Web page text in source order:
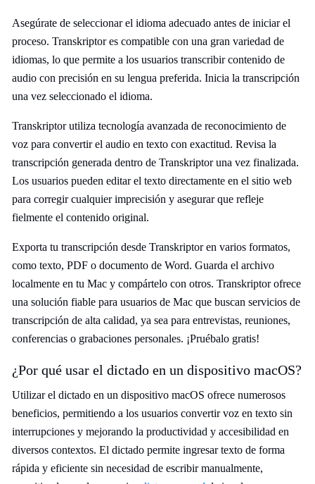
Asegúrate de seleccionar el idioma adecuado antes de iniciar el
proceso. Transkriptor es compatible con una gran variedad de
idiomas, lo que permite a los usuarios transcribir contenido de
audio con precisión en su lengua preferida. Inicia la transcripción
una vez seleccionado el idioma.
Transkriptor utiliza tecnología avanzada de reconocimiento de
voz para convertir el audio en texto con exactitud. Revisa la
transcripción generada dentro de Transkriptor una vez finalizada.
Los usuarios pueden editar el texto directamente en el sitio web
para corregir cualquier imprecisión y asegurar que refleje
fielmente el contenido original.
Exporta tu transcripción desde Transkriptor en varios formatos,
como texto, PDF o documento de Word. Guarda el archivo
localmente en tu Mac y compártelo con otros. Transkriptor ofrece
una solución fiable para usuarios de Mac que buscan servicios de
transcripción de alta calidad, ya sea para entrevistas, reuniones,
conferencias o grabaciones personales. ¡Pruébalo gratis!
¿Por qué usar el dictado en un dispositivo macOS?
Utilizar el dictado en un dispositivo macOS ofrece numerosos
beneficios, permitiendo a los usuarios convertir voz en texto sin
interrupciones y mejorando la productividad y accesibilidad en
diversos contextos. El dictado permite ingresar texto de forma
rápida y eficiente sin necesidad de escribir manualmente,